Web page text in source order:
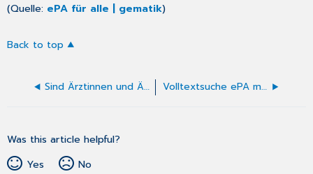
(Quelle: ePA für alle | gematik)
Back to top
Sind Ärztinnen und Ärzte oder Psychotherapeutinnen und -therapeuten dazu verpflichtet, alte Dokumente auf Wunsch einer Patientin oder eines Patienten in die ePA für alle einzustellen? Volltextsuche ePA möglich?
Was this article helpful?
Yes
No